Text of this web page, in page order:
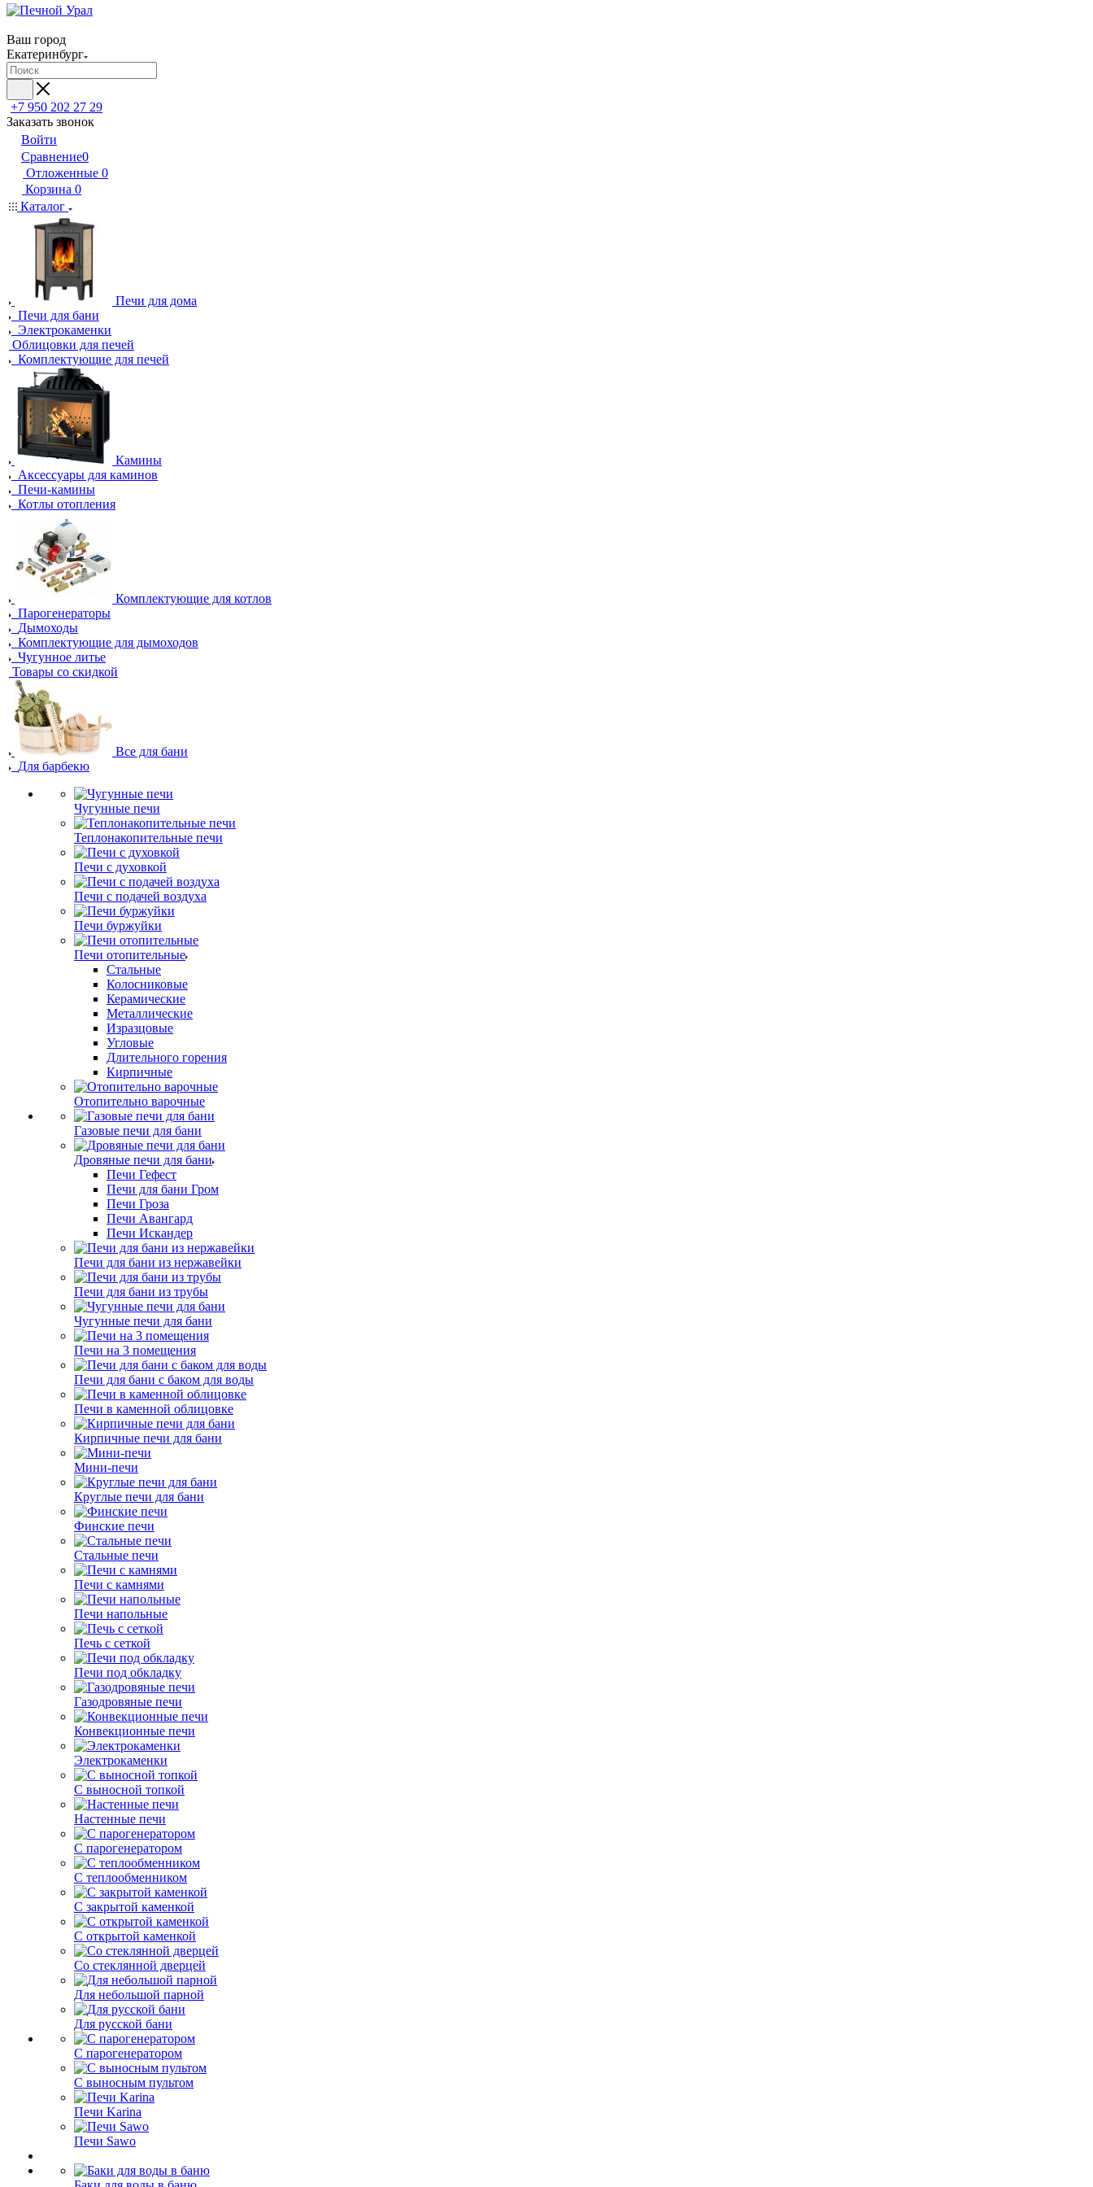
Ваш город
Екатеринбург
+7 950 202 27 29
Заказать звонок
Войти
Сравнение0
Отложенные 0
Корзина 0
Каталог
Печи для дома
Печи для бани
Электрокаменки
Облицовки для печей
Комплектующие для печей
Камины
Аксессуары для каминов
Печи-камины
Котлы отопления
Комплектующие для котлов
Парогенераторы
Дымоходы
Комплектующие для дымоходов
Чугунное литье
Товары со скидкой
Все для бани
Для барбекю
Чугунные печи
Теплонакопительные печи
Печи с духовкой
Печи с подачей воздуха
Печи буржуйки
Печи отопительные
Стальные
Колосниковые
Керамические
Металлические
Изразцовые
Угловые
Длительного горения
Кирпичные
Отопительно варочные
Газовые печи для бани
Дровяные печи для бани
Печи Гефест
Печи для бани Гром
Печи Гроза
Печи Авангард
Печи Искандер
Печи для бани из нержавейки
Печи для бани из трубы
Чугунные печи для бани
Печи на 3 помещения
Печи для бани с баком для воды
Печи в каменной облицовке
Кирпичные печи для бани
Мини-печи
Круглые печи для бани
Финские печи
Стальные печи
Печи с камнями
Печи напольные
Печь с сеткой
Печи под обкладку
Газодровяные печи
Конвекционные печи
Электрокаменки
С выносной топкой
Настенные печи
С парогенератором
С теплообменником
С закрытой каменкой
С открытой каменкой
Со стеклянной дверцей
Для небольшой парной
Для русской бани
С парогенератором
С выносным пультом
Печи Karina
Печи Sawo